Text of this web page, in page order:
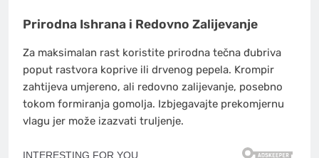
Prirodna Ishrana i Redovno Zalijevanje
Za maksimalan rast koristite prirodna tečna đubriva
poput rastvora koprive ili drvenog pepela. Krompir
zahtijeva umjereno, ali redovno zalijevanje, posebno
tokom formiranja gomolja. Izbjegavajte prekomjernu
vlagu jer može izazvati truljenje.